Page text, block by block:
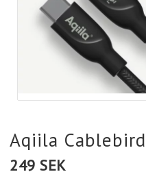
Aqiila
249 SEK